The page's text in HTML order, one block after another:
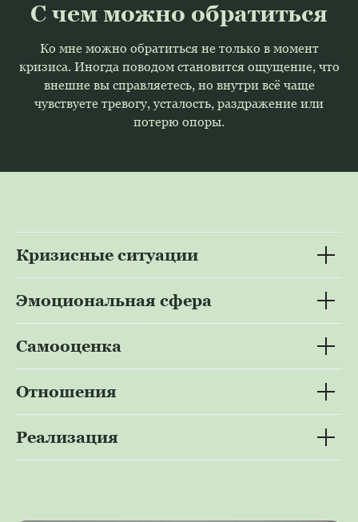
С чем можно обратиться
Ко мне можно обратиться не только в момент
кризиса. Иногда поводом становится ощущение, что
внешне вы справляетесь, но внутри всё чаще
чувствуете тревогу, усталость, раздражение или
потерю опоры.
Кризисные ситуации
Эмоциональная сфера
Самооценка
Отношения
Реализация